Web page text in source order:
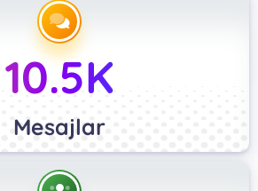
10.5K
Mesajlar